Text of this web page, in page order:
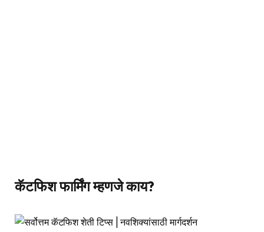
कॅटफिश फार्मिंग म्हणजे काय?